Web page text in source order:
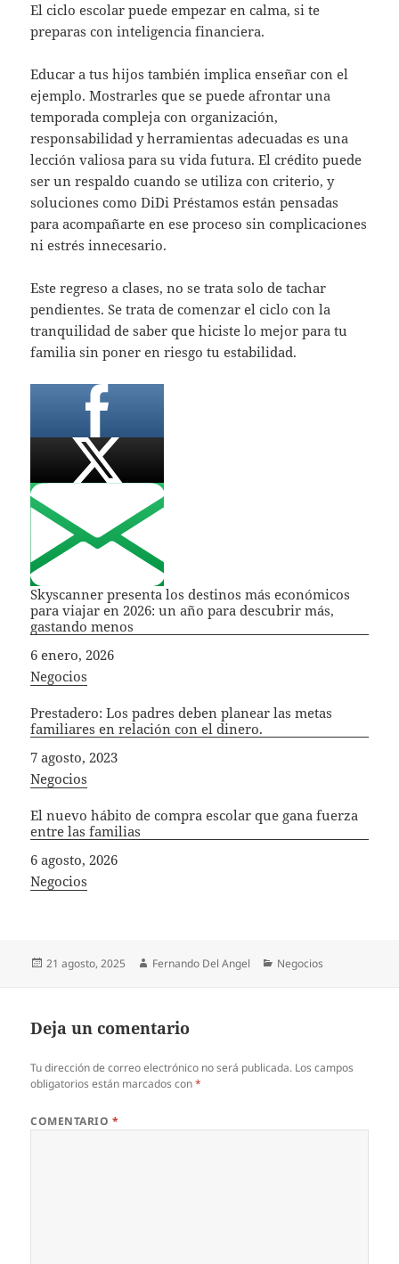
El ciclo escolar puede empezar en calma, si te
preparas con inteligencia financiera.
Educar a tus hijos también implica enseñar con el
ejemplo. Mostrarles que se puede afrontar una
temporada compleja con organización,
responsabilidad y herramientas adecuadas es una
lección valiosa para su vida futura. El crédito puede
ser un respaldo cuando se utiliza con criterio, y
soluciones como DiDi Préstamos están pensadas
para acompañarte en ese proceso sin complicaciones
ni estrés innecesario.
Este regreso a clases, no se trata solo de tachar
pendientes. Se trata de comenzar el ciclo con la
tranquilidad de saber que hiciste lo mejor para tu
familia sin poner en riesgo tu estabilidad.
Skyscanner presenta los destinos más económicos
para viajar en 2026: un año para descubrir más,
gastando menos
Fecha
6 enero, 2026
In relation to
Negocios
Prestadero: Los padres deben planear las metas
familiares en relación con el dinero.
Fecha
7 agosto, 2023
In relation to
Negocios
El nuevo hábito de compra escolar que gana fuerza
entre las familias
Fecha
6 agosto, 2026
In relation to
Negocios
Publicado
21 agosto, 2025 Autor
Fernando Del Angel Categorías
Negocios
Deja un comentario
Tu dirección de correo electrónico no será publicada. Los campos
obligatorios están marcados con*
COMENTARIO *